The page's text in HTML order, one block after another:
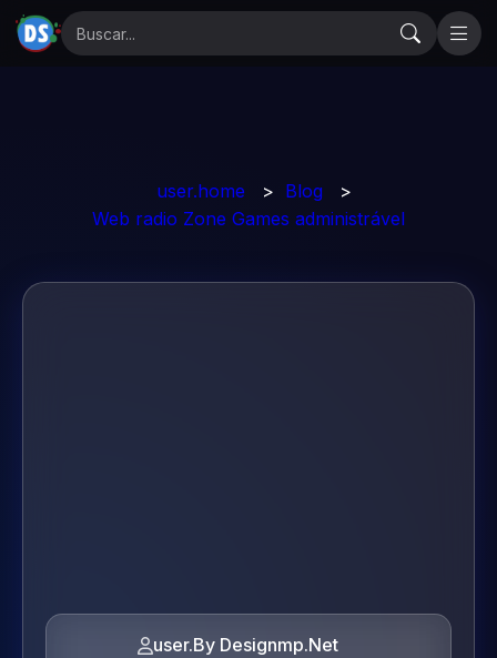
user.home > Blog
>
Web radio Zone Games administrável
user.By Designmp.Net